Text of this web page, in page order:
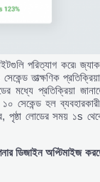
পরিত্যাগ করে৷
তাত্ক্ষণিক
মধ্যে প্রতিক্রিয়া
১০ সেকেন্ড হল
পৃষ্ঠা লোডের সময় ১s
ডিজাইনঅপ্টিমাইজ